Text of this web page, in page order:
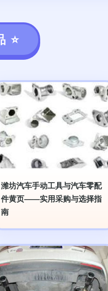
潍坊汽车手动工具与汽车零配
件黄页——实用采购与选择指
南